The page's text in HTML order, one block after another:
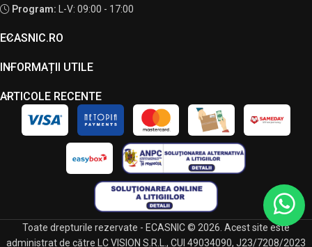
Program:
L-V: 09:00 - 17:00
ECASNIC.RO
INFORMAȚII UTILE
ARTICOLE RECENTE
Toate drepturile rezervate - ECASNIC © 2026. Acest site este
administrat de către LC VISION S.R.L., CUI 49034090, J23/7208/2023